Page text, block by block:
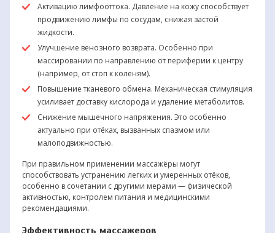
Активацию лимфооттока. Давление на кожу способствует
продвижению лимфы по сосудам, снижая застой
жидкости.
Улучшение венозного возврата. Особенно при
массировании по направлению от периферии к центру
(например, от стоп к коленям).
Повышение тканевого обмена. Механическая стимуляция
усиливает доставку кислорода и удаление метаболитов.
Снижение мышечного напряжения. Это особенно
актуально при отёках, вызванных спазмом или
малоподвижностью.
При правильном применении массажёры могут
способствовать устранению легких и умеренных отёков,
особенно в сочетании с другими мерами — физической
активностью, контролем питания и медицинскими
рекомендациями.
Эффективность массажеров